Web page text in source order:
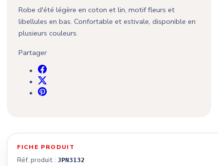
Robe d'été légère en coton et lin, motif fleurs et
libellules en bas. Confortable et estivale, disponible en
plusieurs couleurs.
Partager
FICHE PRODUIT
Réf. produit : JPN3132